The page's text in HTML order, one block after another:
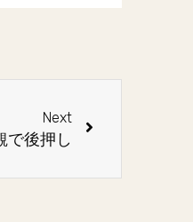
Next
で後押し